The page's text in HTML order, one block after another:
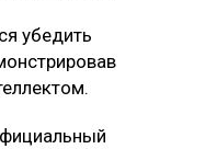
убедить